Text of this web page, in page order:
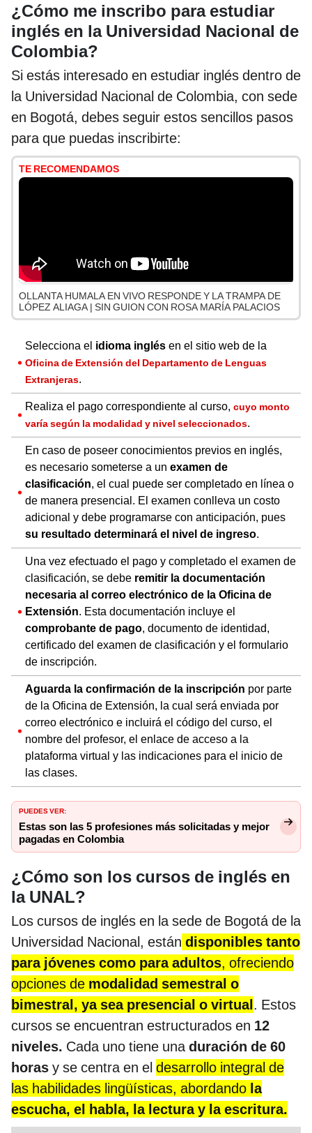
¿Cómo me inscribo para estudiar
inglés en la Universidad Nacional de
Colombia?
Si estás interesado en estudiar inglés dentro de
la Universidad Nacional de Colombia, con sede
en Bogotá, debes seguir estos sencillos pasos
para que puedas inscribirte:
TE RECOMENDAMOS
OLLANTA HUMALA EN VIVO RESPONDE Y LA TRAMPA DE
LÓPEZ ALIAGA | SIN GUION CON ROSA MARÍA PALACIOS
Selecciona el idioma inglés en el sitio web de la
Oficina de Extensión del Departamento de Lenguas
Extranjeras.
Realiza el pago correspondiente al curso, cuyo monto
varía según la modalidad y nivel seleccionados.
En caso de poseer conocimientos previos en inglés,
es necesario someterse a un examen de
clasificación, el cual puede ser completado en línea o
de manera presencial. El examen conlleva un costo
adicional y debe programarse con anticipación, pues
su resultado determinará el nivel de ingreso.
Una vez efectuado el pago y completado el examen de
clasificación, se debe remitir la documentación
necesaria al correo electrónico de la Oficina de
Extensión. Esta documentación incluye el
comprobante de pago, documento de identidad,
certificado del examen de clasificación y el formulario
de inscripción.
Aguarda la confirmación de la inscripción por parte
de la Oficina de Extensión, la cual será enviada por
correo electrónico e incluirá el código del curso, el
nombre del profesor, el enlace de acceso a la
plataforma virtual y las indicaciones para el inicio de
las clases.
PUEDES VER:
Estas son las 5 profesiones más solicitadas y mejor
pagadas en Colombia
¿Cómo son los cursos de inglés en
la UNAL?
Los cursos de inglés en la sede de Bogotá de la
Universidad Nacional, están disponibles tanto
para jóvenes como para adultos, ofreciendo
opciones de modalidad semestral o
bimestral, ya sea presencial o virtual. Estos
cursos se encuentran estructurados en 12
niveles. Cada uno tiene unaduración de 60
horas y se centra en el desarrollo integral de
las habilidades lingüísticas, abordando la
escucha, el habla, la lectura y la escritura.